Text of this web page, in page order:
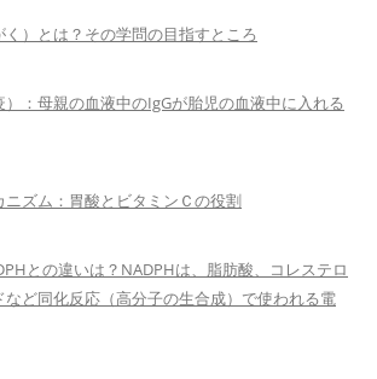
）とは？その学問の目指すところ
：母親の血液中のIgGが胎児の血液中に入れる
ズム：胃酸とビタミンＣの役割
との違いは？NADPHは、脂肪酸、コレステロ
など同化反応（高分子の生合成）で使われる電